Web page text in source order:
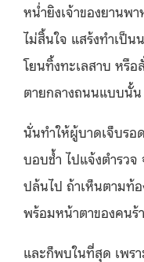
หน่ำยิงเจ้าของยานพ
ไม่สิ้นใจ แสร้งทำเป็น
โยนทิ้งทะเลสาบ หรื
ตายกลางถนนแบบนั้
นั่นทำให้ผู้บาดเจ็บรอ
บอบช้ำ ไปแจ้งตำรว
ปล้นไป ถ้าเห็นตามท้
พร้อมหน้าตาของคนร้
และก็พบในที่สุด เพร